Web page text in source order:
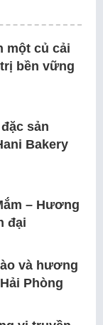
một củ cải
bền vững
sản
Bakery
– Hương
đại
và hương
Phòng